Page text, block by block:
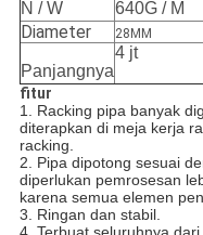
N / W 640G / M
Diameter 28MM
Panjangnya
4 jt
fitur
1. Racking pipa banyak
diterapkan di meja kerja
racking.
2. Pipa dipotong sesuai
diperlukan pemrosesan
karena semua elemen
3. Ringan dan stabil.